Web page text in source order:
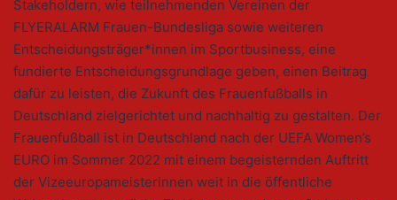
Stakeholdern, wie teilnehmenden Vereinen der
FLYERALARM Frauen-Bundesliga sowie weiteren
Entscheidungsträger*innen im Sportbusiness, eine
fundierte Entscheidungsgrundlage geben, einen Beitrag
dafür zu leisten, die Zukunft des Frauenfußballs in
Deutschland zielgerichtet und nachhaltig zu gestalten. Der
Frauenfußball ist in Deutschland nach der UEFA Women’s
EURO im Sommer 2022 mit einem begeisternden Auftritt
der Vizeeuropameisterinnen weit in die öffentliche